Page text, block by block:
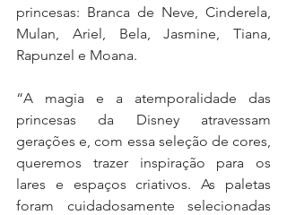
princesas: Branca de Neve, Cinderela,
Mulan, Ariel, Bela, Jasmine, Tiana,
Rapunzel e Moana.
“A magia e a atemporalidade das
princesas da Disney atravessam
gerações e, com essa seleção de cores,
queremos trazer inspiração para os
lares e espaços criativos. As paletas
foram cuidadosamente selecionadas